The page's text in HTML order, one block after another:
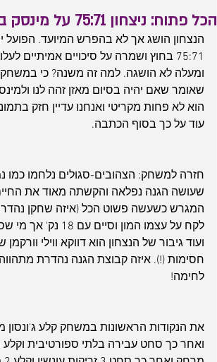
הכל פתוח: ניצחון 75:71 על מינסק בחוץ
הנצחון הושג אך לא בהפרש המיועד. הפועל
שאומר שאם יהיה בסיום מאזן זהה לנו
הוא לא פחות מקריטי ואנחנו עדיין חזק
עוד על כך בסוף הכתבה.
חזרה למשחק: הצהובים-סגולים נלחמו כמו
שעושה הגנה נפלאה והקשתה מאוד את החיים
חסימות (!). איזה קבוצת הגנה נהדרת מתהווה
לחימה!
את הנקודות הראשונות במשחק קלע
ואחר כך סחט עבירה בלתי ספורטיבית